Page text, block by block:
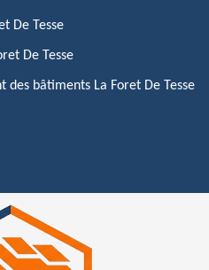
De Tesse
De Tesse
bâtiments La Foret De Tesse